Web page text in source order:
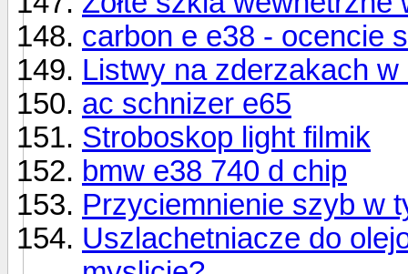
carbon e e38 - ocencie
Listwy na zderzakach w
ac schnizer e65
Stroboskop light filmik
bmw e38 740 d chip
Przyciemnienie szyb w
Uszlachetniacze do